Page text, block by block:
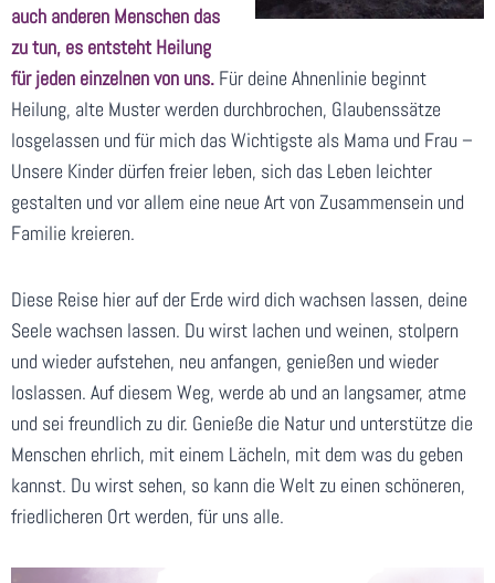
auch anderen Menschen das
zu tun, es entsteht Heilung
für jeden einzelnen von uns.Für deine Ahnenlinie beginnt
Heilung, alte Muster werden durchbrochen, Glaubenssätze
losgelassen und für mich das Wichtigste als Mama und Frau –
Unsere Kinder dürfen freier leben, sich das Leben leichter
gestalten und vor allem eine neue Art von Zusammensein und
Familie kreieren.
Diese Reise hier auf der Erde wird dich wachsen lassen, deine
Seele wachsen lassen. Du wirst lachen und weinen, stolpern
und wieder aufstehen, neu anfangen, genießen und wieder
loslassen. Auf diesem Weg, werde ab und an langsamer, atme
und sei freundlich zu dir. Genieße die Natur und unterstütze die
Menschen ehrlich, mit einem Lächeln, mit dem was du geben
kannst. Du wirst sehen, so kann die Welt zu einen schöneren,
friedlicheren Ort werden, für uns alle.